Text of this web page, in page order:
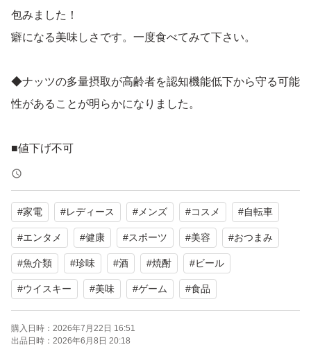
包みました！
癖になる美味しさです。一度食べてみて下さい。
◆ナッツの多量摂取が高齢者を認知機能低下から守る可能
性があることが明らかになりました。
■値下げ不可
■即購入歓迎です。
★他にも、たくさん美味しい珍味、ドライフルーツ、ナッ
ツなどを出品しています！
さい。
#家電 #レディース #メンズ #コスメ #自転車
#エンタメ #健康 #スポーツ #美容 #おつまみ
#魚介類 #珍味 #酒 #焼酎 #ビール
#ウイスキー #美味 #ゲーム #食品
購入日時： 2026年7月22日 16:51
出品日時： 2026年6月8日 20:18